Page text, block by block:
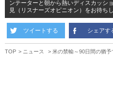
ンテーターと朝から熱いディスカッシ
見（リスナーズオピニオン）をお待ち
ツイートする シェアす
TOP ニュース 米の禁輸～90日間の猶